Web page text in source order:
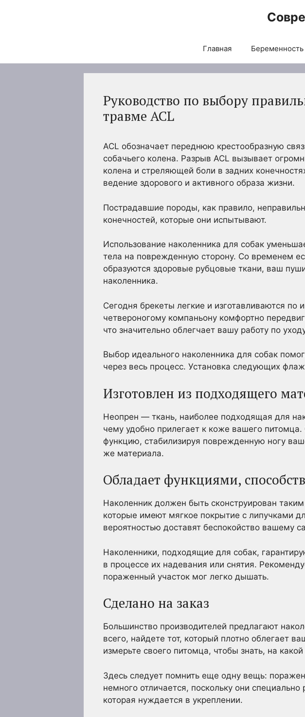
Главная Беременность
Руководство по выбору
травме ACL
ACL обозначает переднюю крестообразную
собачьего колена. Разрыв ACL вызывает
колена и стреляющей боли в задних
ведение здорового и активного образа жизни.
Пострадавшие породы, как правило,
конечностей, которые они испытывают.
Использование наколенника для собак
тела на поврежденную сторону. Со временем
образуются здоровые рубцовые ткани, ваш
наколенника.
Сегодня брекеты легкие и изготавливаются по
четвероногому компаньону комфортно
что значительно облегчает вашу работу по
Выбор идеального наколенника для собак
через весь процесс. Установка следующих
Изготовлен из подходящего
Неопрен — ткань, наиболее подходящая для
чему удобно прилегает к коже вашего
функцию, стабилизируя поврежденную ногу
же материала.
Обладает функциями,
Наколенник должен быть сконструирован
которые имеют мягкое покрытие с липучками
вероятностью доставят беспокойство вашему
Наколенники, подходящие для собак,
в процессе их надевания или снятия.
пораженный участок мог легко дышать.
Сделано на заказ
Большинство производителей предлагают
всего, найдете тот, который плотно облегает
измерьте своего питомца, чтобы знать, на
Здесь следует помнить еще одну вещь:
немного отличается, поскольку они
которая нуждается в укреплении.